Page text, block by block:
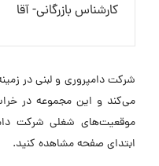
کارشناس بازرگانی- آقا
شرکت دامپروری و لبنی در
می‌کند و این مجموعه در
موقعیت‌های شغلی شرکت
ابتدای صفحه مشاهده کنید.